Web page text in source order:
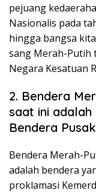
pejuang
Nasionalis pada
hingga bangsa
sang Merah-Putih
Negara Kesatuan
2. Bendera
saat ini
Bendera
Bendera Merah-
adalah bendera
proklamasi